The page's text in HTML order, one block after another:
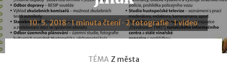
10. 5. 2018 · 1 minuta čtení · 2 fotografie · 1 video
TÉMA Z města